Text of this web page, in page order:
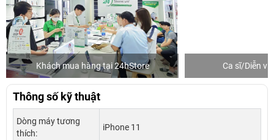
Khách mua hàng tại 24hStore Ca sĩ/Diễn
Thông số kỹ thuật
Dòng máy tương
thích:
iPhone 11